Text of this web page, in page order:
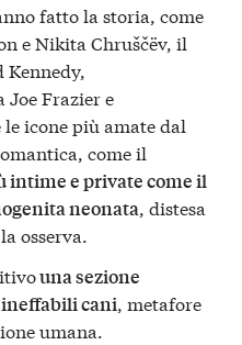
fatto la storia, come
e Nikita Chruščëv, il
Frazier e
icone più amate dal
come il
intime e private come il
neonata, distesa
osserva.
una sezione
cani, metafore
umana.